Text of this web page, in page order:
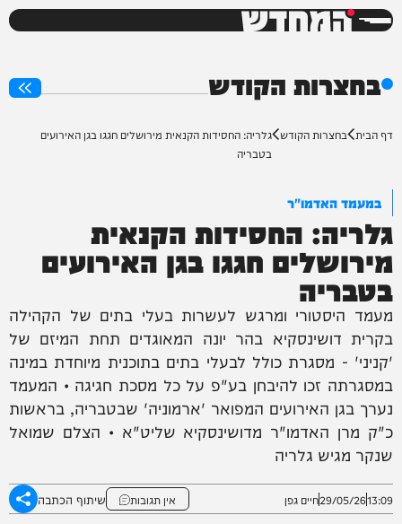
המחדש
בחצרות הקודש
דף הבית בחצרות הקודש גלריה: החסידות הקנאית מירושלים חגגו בגן האירועים
בטבריה
במעמד האדמו"ר
גלריה: החסידות הקנאית
מירושלים חגגו בגן האירועים
בטבריה
מעמד היסטורי ומרגש לעשרות בעלי בתים של הקהילה
בקרית דושינסקיא בהר יונה המאוגדים תחת המיזם של
'קניני' - מסגרת כולל לבעלי בתים בתוכנית מיוחדת במינה
במסגרתה זכו להיבחן בע"פ על כל מסכת חגיגה • המעמד
נערך בגן האירועים המפואר 'ארמוניה' שבטבריה, בראשות
כ"ק מרן האדמו"ר מדושינסקיא שליט"א • הצלם שמואל
שנקר מגיש גלריה
13:09
29/05/26חיים גפן אין תגובות שיתוף הכתבה